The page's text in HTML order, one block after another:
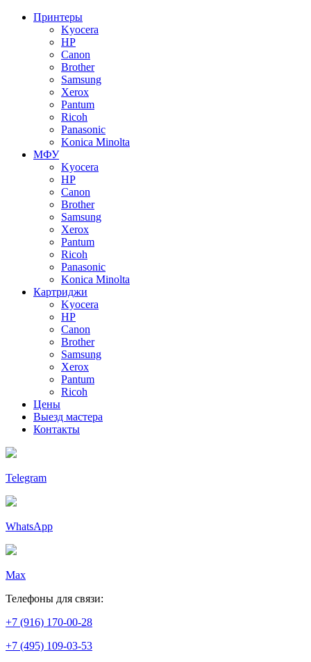
Принтеры
Kyocera
HP
Canon
Brother
Samsung
Xerox
Pantum
Ricoh
Panasonic
Konica Minolta
МФУ
Kyocera
HP
Canon
Brother
Samsung
Xerox
Pantum
Ricoh
Panasonic
Konica Minolta
Картриджи
Kyocera
HP
Canon
Brother
Samsung
Xerox
Pantum
Ricoh
Цены
Выезд мастера
Контакты
Telegram
WhatsApp
Max
Телефоны для связи:
+7 (916) 170-00-28
+7 (495) 109-03-53